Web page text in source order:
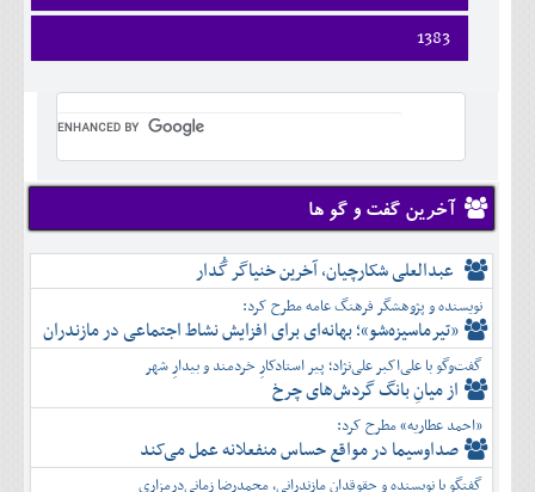
تير
مرداد
شهريور
مهر
دی
بهمن
اسفند
ارديبهشت
خرداد
تير
مرداد
آبان
آذر
دی
بهمن
اسفند
فروردين
ارديبهشت
خرداد
شهريور
مهر
آبان
آذر
دی
بهمن
اسفند
1383
فروردين
تير
مرداد
شهريور
مهر
آبان
آذر
دی
بهمن
اسفند
آخرین گفت و گو ها
عبدالعلی شکارچیان، آخرین خنیاگر گُدار
نویسنده و پژوهشگر فرهنگ عامه مطرح کرد:
«تیرماسیزه‌شو»؛ بهانه‌ای برای افزایش نشاط اجتماعی در مازندران
گفت‌وگو با علی‌اکبر علی‌نژاد؛ پیر استادکارِ خردمند و بیدارِ شهر
از میانِ بانگ گردش‌های چرخ
«احمد عطاریه» مطرح کرد:
صداوسیما در مواقع حساس منفعلانه عمل می‌کند
گفتگو با نویسنده و حقوقدان مازندرانی، محمدرضا زمانی‌درمزاری